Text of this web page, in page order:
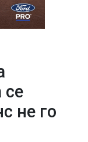
се
не го